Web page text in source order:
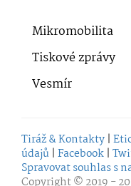
Mikromobilita
Tiskové zprávy
Vesmír
Tiráž & Kontakty |
údajů | Facebook |
Spravovat souhlas s
Copyright © 2019 -